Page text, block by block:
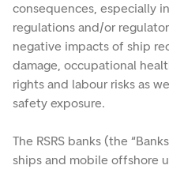
consequences, especially
regulations and/or
negative impacts of ship
damage, occupational
rights and labour risks as
safety exposure.
The RSRS banks (the
ships and mobile offshore